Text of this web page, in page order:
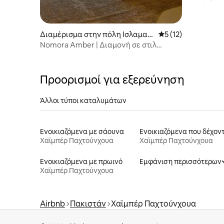
Διαμέρισμα στην πόλη Ισλαμαμ
πάντ
Μέση βαθμολογία:
5 (12)
Nomora Amber | Διαμονή σε στιλ
Προορισμοί για εξερεύνηση
Άλλοι τύποι καταλυμάτων
Ενοικιαζόμενα με σάουνα
Χαϊμπέρ Παχτούνχουα
Χαϊμπέρ Παχτούνχουα
Ενοικιαζόμενα με πρωινό
Χαϊμπέρ Παχτούνχουα
Εμφάνιση περισσότερων
Airbnb Πακιστάν Χαϊμπέρ Παχτούνχουα